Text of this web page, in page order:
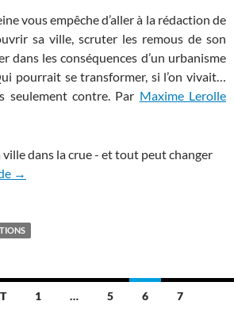
vous empêche d’aller à la rédaction de
sa ville, scruter les remous de son
dans les conséquences d’un urbanisme
pourrait se transformer, si l’on vivait…
seulement contre. Par Maxime Lerolle
Crue: ma ville, les pieds dans l’eau – et
→
1 … 5 6 7